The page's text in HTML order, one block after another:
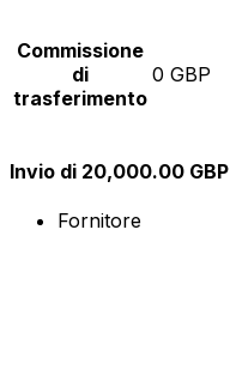
Commissione
di
trasferimento
0 GBP
Invio di 20,000.00 GBP
Fornitore